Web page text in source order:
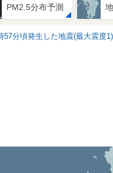
PM2.5分布予測
57分頃発生した地震(最大震度1)